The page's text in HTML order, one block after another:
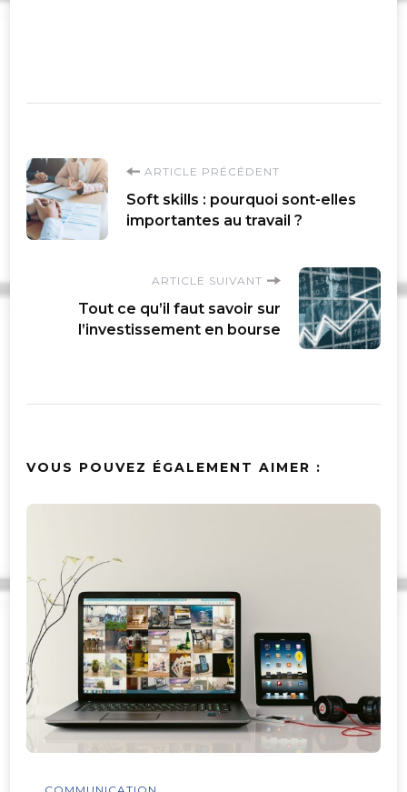
Navigation
d'article
ARTICLE PRÉCÉDENT
Soft skills : pourquoi sont-elles
importantes au travail ?
ARTICLE SUIVANT
Tout ce qu’il faut savoir sur
l’investissement en bourse
VOUS POUVEZ ÉGALEMENT AIMER :